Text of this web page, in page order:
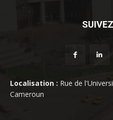
Localisation : Rue de
Cameroun